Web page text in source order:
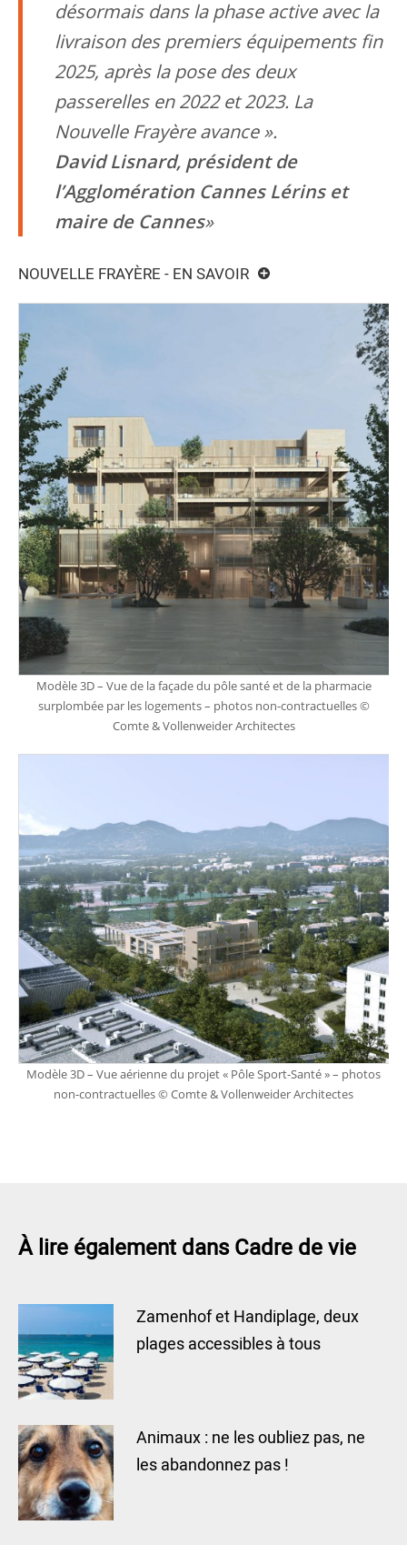
désormais dans la phase active avec la
livraison des premiers équipements fin
2025, après la pose des deux
passerelles en 2022 et 2023. La
Nouvelle Frayère avance ».
David Lisnard, président de
l’Agglomération Cannes Lérins et
maire de Cannes
NOUVELLE FRAYÈRE - EN SAVOIR
Modèle 3D – Vue de la façade du pôle santé et de la pharmacie
surplombée par les logements – photos non-contractuelles ©
Comte & Vollenweider Architectes
Modèle 3D – Vue aérienne du projet « Pôle Sport-Santé » – photos
non-contractuelles © Comte & Vollenweider Architectes
À lire également dans Cadre de vie
Zamenhof et Handiplage, deux
plages accessibles à tous
Animaux : ne les oubliez pas, ne
les abandonnez pas !